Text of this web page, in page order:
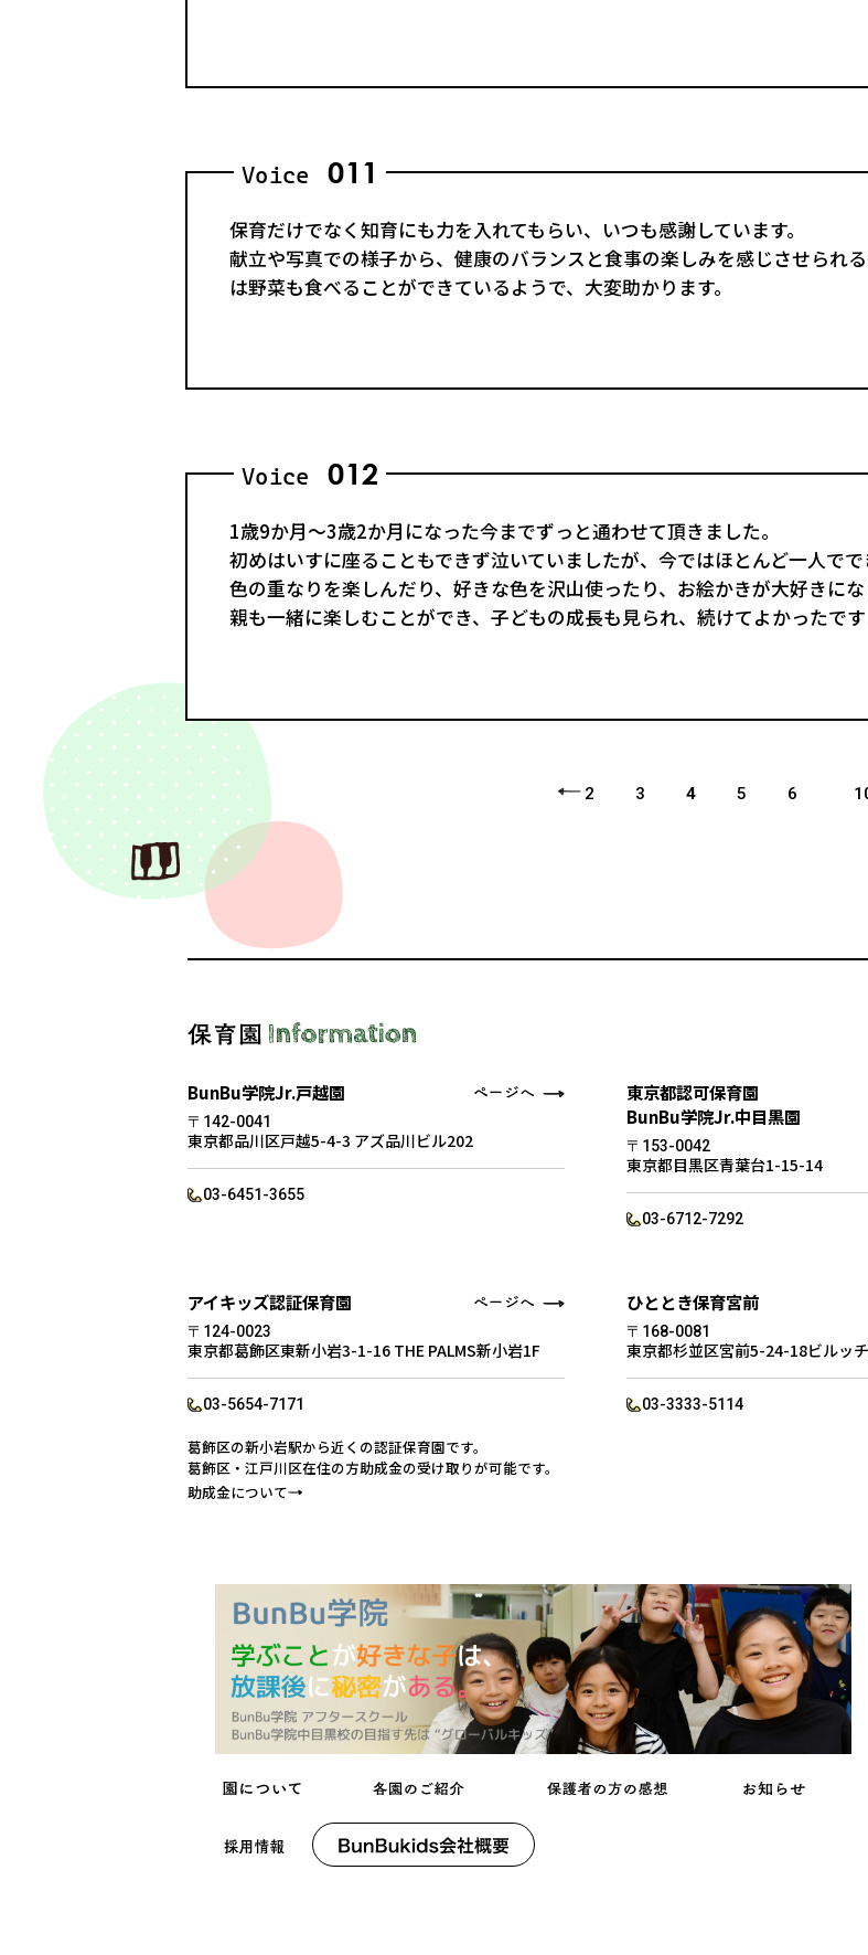
Voice 011
保育だけでなく知育にも力を入れてもらい、いつも感謝しています。
献立や写真での様子から、健康のバランスと食事の楽しみを感じさせられ
は野菜も食べることができているようで、大変助かります。
Voice 012
1歳9か月～3歳2か月になった今までずっと通わせて頂きました。
初めはいすに座ることもできず泣いていましたが、今ではほとんど一人でで
色の重なりを楽しんだり、好きな色を沢山使ったり、お絵かきが大好きにな
親も一緒に楽しむことができ、子どもの成長も見られ、続けてよかったです
2 3 4 5 6
BunBu学院Jr.戸越園
〒142-0041
東京都品川区戸越5-4-3 アズ品川ビル202
03-6451-3655
東京都認可保育園
BunBu学院Jr.中目黒園
〒153-0042
東京都目黒区青葉台1-15-14
03-6712-7292
アイキッズ認証保育園
〒124-0023
東京都葛飾区東新小岩3-1-16 THE PALMS新小岩1F
03-5654-7171
葛飾区の新小岩駅から近くの認証保育園です。
葛飾区・江戸川区在住の方助成金の受け取りが可能です。
助成金について
ひととき保育宮前
〒168-0081
東京都杉並区宮前5-24-18ビルッ
03-3333-5114